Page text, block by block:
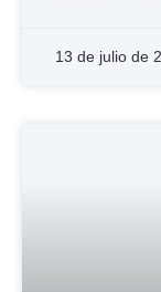
13 de julio de